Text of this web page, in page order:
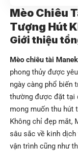
Mèo Chiêu
Tượng Hút
Giới thiệu
Mèo chiêu tài
phong thủy được
ngày càng phổ biến
thường được đặt tại
mong muốn thu hút
Không chỉ đẹp mắt,
sâu sắc về kinh dịch
vận trình cũng như